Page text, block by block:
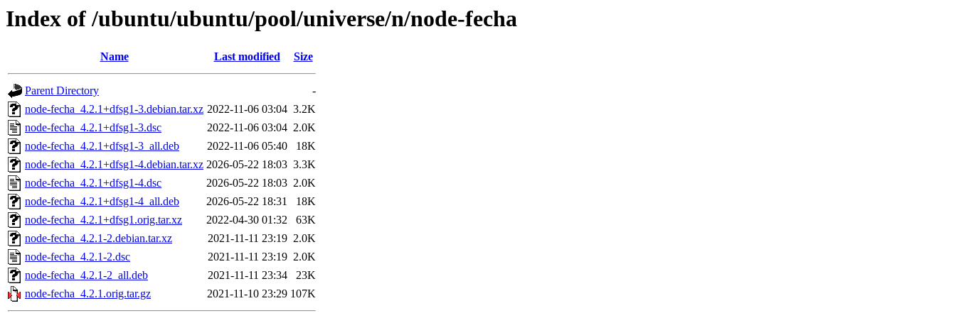
Index of /ubuntu/ubuntu/pool/universe/n/node-fecha
Name Last modified Size
Parent Directory
-
node-fecha_4.2.1+dfsg1-3.debian.tar.xz 2022-11-06 03:04 3.2K
node-fecha_4.2.1+dfsg1-3.dsc
2022-11-06 03:04 2.0K
node-fecha_4.2.1+dfsg1-3_all.deb
2022-11-06 05:40
18K
node-fecha_4.2.1+dfsg1-4.debian.tar.xz 2026-05-22 18:03 3.3K
node-fecha_4.2.1+dfsg1-4.dsc
2026-05-22 18:03 2.0K
node-fecha_4.2.1+dfsg1-4_all.deb
2026-05-22 18:31
18K
node-fecha_4.2.1+dfsg1.orig.tar.xz
2022-04-30 01:32
63K
node-fecha_4.2.1-2.debian.tar.xz
2021-11-11 23:19 2.0K
node-fecha_4.2.1-2.dsc
2021-11-11 23:19 2.0K
node-fecha_4.2.1-2_all.deb
2021-11-11 23:34
23K
node-fecha_4.2.1.orig.tar.gz
2021-11-10 23:29 107K